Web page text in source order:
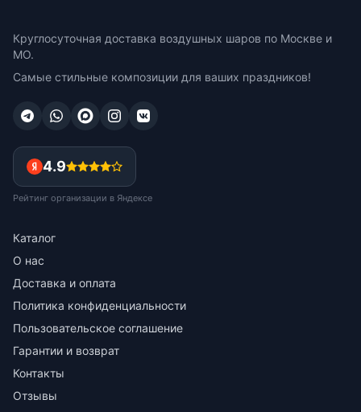
Круглосуточная доставка воздушных шаров по Москве и
МО.
Самые стильные композиции для ваших праздников!
4.9
Рейтинг организации в Яндексе
Каталог
О нас
Доставка и оплата
Политика конфиденциальности
Пользовательское соглашение
Гарантии и возврат
Контакты
Отзывы